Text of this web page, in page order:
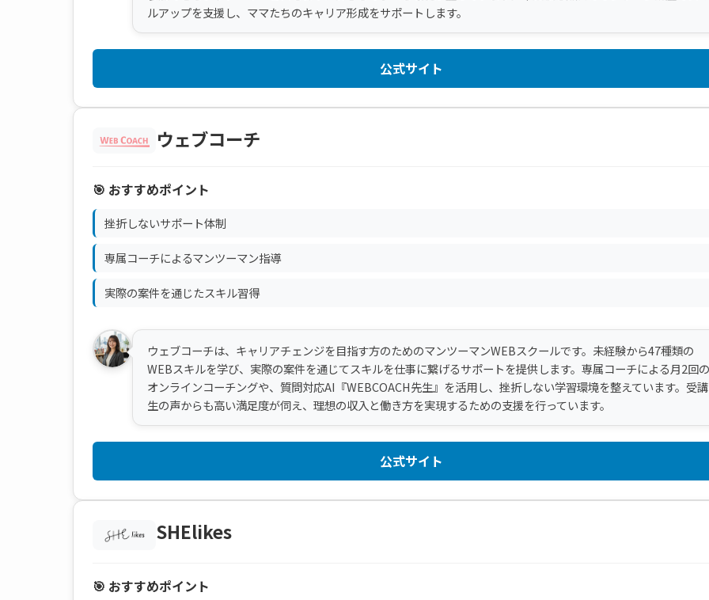
ルアップを支援し、ママたちのキャリア形成をサポートします。
公式サイト
ウェブコーチ
🎯 おすすめポイント
挫折しないサポート体制
専属コーチによるマンツーマン指導
実際の案件を通じたスキル習得
ウェブコーチは、キャリアチェンジを目指す方のためのマンツーマンWEBスクールです。未経験から47種類の
WEBスキルを学び、実際の案件を通じてスキルを仕事に繋げるサポートを提供します。専属コーチによる月2回の
オンラインコーチングや、質問対応AI『WEBCOACH先生』を活用し、挫折しない学習環境を整えています。受講
生の声からも高い満足度が伺え、理想の収入と働き方を実現するための支援を行っています。
公式サイト
SHElikes
🎯 おすすめポイント